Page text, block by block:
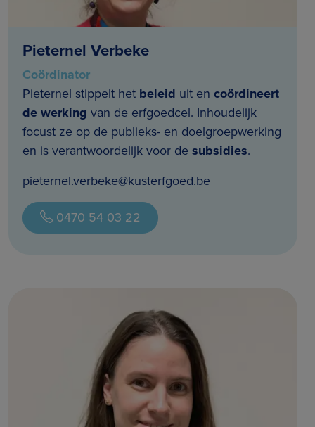
Pieternel Verbeke
Coördinator
Pieternel stippelt het beleid uit en coördineert
de werking van de erfgoedcel. Inhoudelijk
focust ze op de publieks- en doelgroepwerking
en is verantwoordelijk voor desubsidies.
pieternel.verbeke@kusterfgoed.be
0470 54 03 22